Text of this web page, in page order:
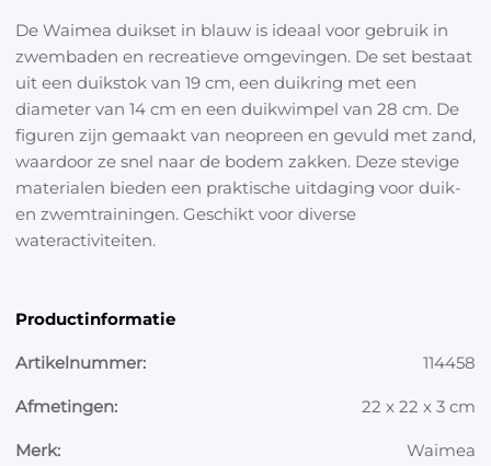
De Waimea duikset in blauw is ideaal voor gebruik in
zwembaden en recreatieve omgevingen. De set bestaat
uit een duikstok van 19 cm, een duikring met een
diameter van 14 cm en een duikwimpel van 28 cm. De
figuren zijn gemaakt van neopreen en gevuld met zand,
waardoor ze snel naar de bodem zakken. Deze stevige
materialen bieden een praktische uitdaging voor duik-
en zwemtrainingen. Geschikt voor diverse
wateractiviteiten.
Productinformatie
Artikelnummer: 114458
Afmetingen: 22 x 22 x 3 cm
Merk: Waimea